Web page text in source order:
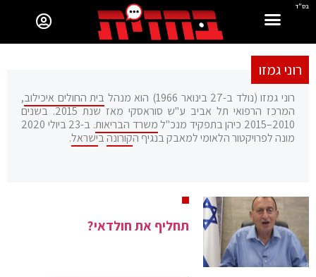
בס"ד
רוני גמזו
רוני גמזו (נולד ב-27 בינואר 1966) הוא מנהל בית החולים איכילוב,
המרכז הרפואי תל אביב ע"ש סוראסקי מאז שנת 2015. בשנים
2010–2015 כיהן בתפקיד מנכ"ל
משרד הבריאות
. ב-23 ביולי 2020
מונה לפרויקטור הלאומי למאבק בנגיף הקורונהבישראל.
תחליף את חולדאי?